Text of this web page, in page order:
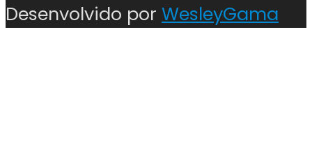
Desenvolvido por WesleyGama